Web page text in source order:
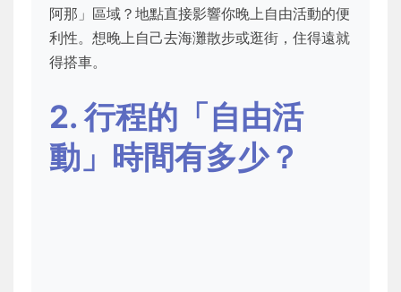
阿那」區域？地點直接影響你晚上自由活動的便
利性。想晚上自己去海灘散步或逛街，住得遠就
得搭車。
2. 行程的「自由活
動」時間有多少？